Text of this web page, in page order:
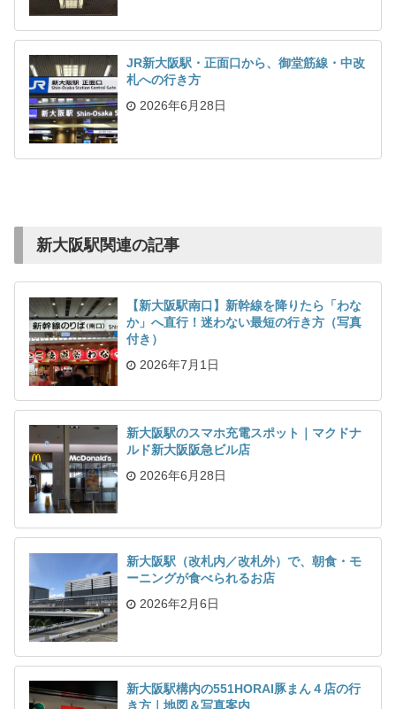
JR新大阪駅・正面口から、御堂筋線・中改
札への行き方
2026年6月28日
新大阪駅関連の記事
【新大阪駅南口】新幹線を降りたら「わな
か」へ直行！迷わない最短の行き方（写真
付き）
2026年7月1日
新大阪駅のスマホ充電スポット｜マクドナ
ルド新大阪阪急ビル店
2026年6月28日
新大阪駅（改札内／改札外）で、朝食・モ
ーニングが食べられるお店
2026年2月6日
新大阪駅構内の551HORAI豚まん４店の行
き方｜地図＆写真案内